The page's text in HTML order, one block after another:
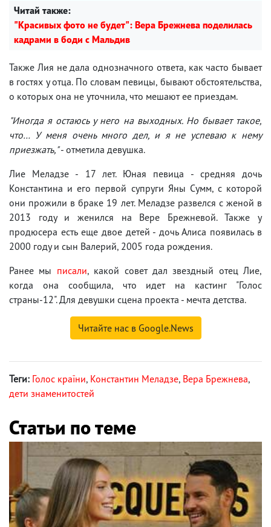
Читай также:
"Красивых фото не будет": Вера Брежнева поделилась
кадрами в боди с Мальдив
Также Лия не дала однозначного ответа, как часто бывает
в гостях у отца. По словам певицы, бывают обстоятельства,
о которых она не уточнила, что мешают ее приездам.
"Иногда я остаюсь у него на выходных. Но бывает такое,
что… У меня очень много дел, и я не успеваю к нему
приезжать,"- отметила девушка.
Лие Меладзе - 17 лет. Юная певица - средняя дочь
Константина и его первой супруги Яны Сумм, с которой
они прожили в браке 19 лет. Меладзе развелся с женой в
2013 году и женился на Вере Брежневой. Также у
продюсера есть еще двое детей - дочь Алиса появилась в
2000 году и сын Валерий, 2005 года рождения.
Ранее мы писали, какой совет дал звездный отец Лие,
когда она сообщила, что идет на кастинг "Голос
страны-12". Для девушки сцена проекта - мечта детства.
Читайте нас в Google.News
Теги: Голос країни, Константин Меладзе, Вера Брежнева,
дети знаменитостей
Статьи по теме